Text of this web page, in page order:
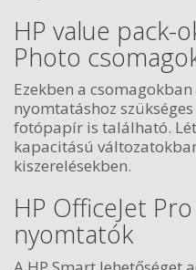
HP value pack-
Photo
Ezekben a
nyomtatáshoz
fotópapír is található.
kapacitású
kiszerelésekben.
HP OfficeJet
nyomtatók